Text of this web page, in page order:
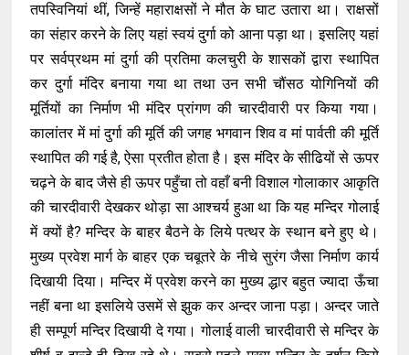
तपस्विनियां थीं, जिन्हें महाराक्षसों ने मौत के घाट उतारा था। राक्षसों
का संहार करने के लिए यहां स्वयं दुर्गा को आना पड़ा था। इसलिए यहां
पर सर्वप्रथम मां दुर्गा की प्रतिमा कलचुरी के शासकों द्वारा स्थापित
कर दुर्गा मंदिर बनाया गया था तथा उन सभी चौंसठ योगिनियों की
मूर्तियों का निर्माण भी मंदिर प्रांगण की चारदीवारी पर किया गया।
कालांतर में मां दुर्गा की मूर्ति की जगह भगवान शिव व मां पार्वती की मूर्ति
स्थापित की गई है, ऐसा प्रतीत होता है। इस मंदिर के सीढियों से ऊपर
चढ़ने के बाद जैसे ही ऊपर पहुँचा तो वहाँ बनी विशाल गोलाकार आकृति
की चारदीवारी देखकर थोड़ा सा आश्चर्य हुआ था कि यह मन्दिर गोलाई
में क्यों है? मन्दिर के बाहर बैठने के लिये पत्थर के स्थान बने हुए थे।
मुख्य प्रवेश मार्ग के बाहर एक चबूतरे के नीचे सुरंग जैसा निर्माण कार्य
दिखायी दिया। मन्दिर में प्रवेश करने का मुख्य द्धार बहुत ज्यादा ऊँचा
नहीं बना था इसलिये उसमें से झुक कर अन्दर जाना पड़ा। अन्दर जाते
ही सम्पूर्ण मन्दिर दिखायी दे गया। गोलाई वाली चारदीवारी से मन्दिर के